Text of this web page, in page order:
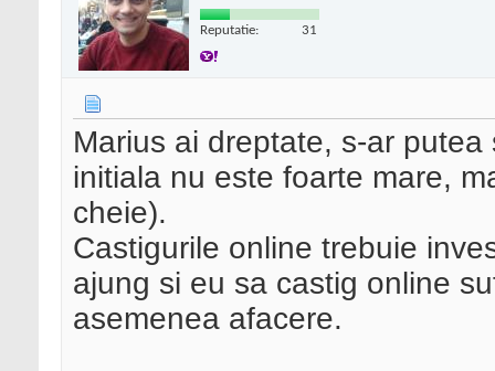
Reputatie: 31
Marius ai dreptate, s-ar
initiala nu este foarte mare,
cheie).
Castigurile online trebuie
ajung si eu sa castig online
asemenea afacere.